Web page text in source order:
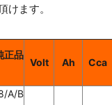
けます。
正品
Volt Ah Cca
A/B